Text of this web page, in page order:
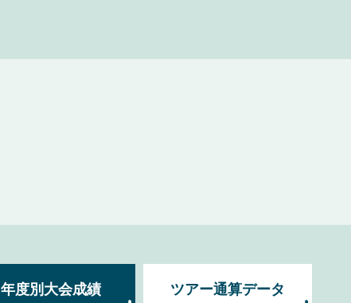
年度別大会成績 ツアー通算データ